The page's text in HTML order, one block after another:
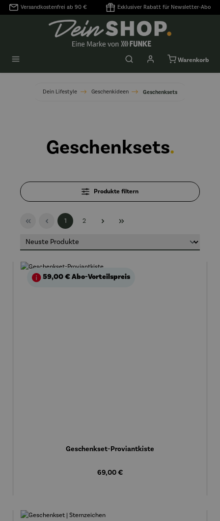
springen
Versandkostenfrei ab 90 € Exklusiver Rabatt für Newsletter-Abo
Warenkorb
Dein Lifestyle Geschenkideen Geschenksets
Geschenksets.
Produkte filtern
Seite
1 Seite
2
59,00 €Abo-Vorteilspreis
Geschenkset-Proviantkiste
Regulärer Preis:
69,00 €